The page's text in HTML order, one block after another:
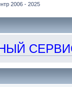
2006 - 2025